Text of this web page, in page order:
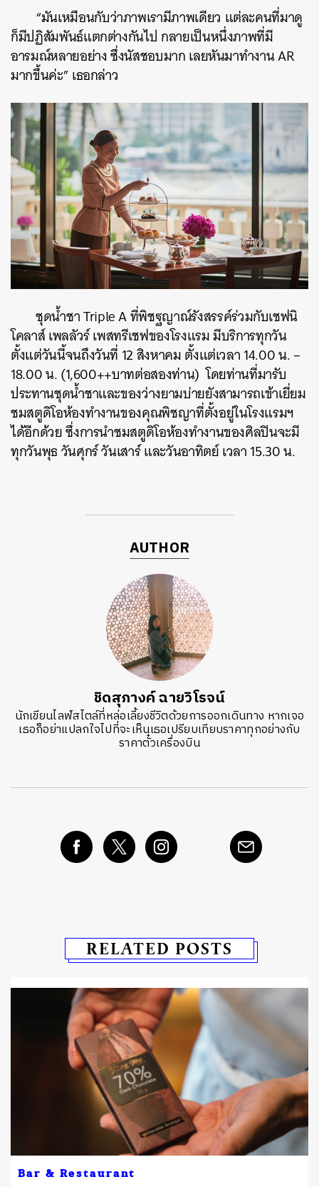
“มันเหมือนกับว่าภาพเรามีภาพเดียว แต่ละคนที่มาดู
ก็มีปฏิสัมพันธ์แตกต่างกันไป กลายเป็นหนึ่งภาพที่มี
อารมณ์หลายอย่าง ซึ่งนัสชอบมาก เลยหันมาทำงาน AR
มากขึ้นค่ะ” เธอกล่าว
ชุดน้ำชา Triple A ที่พิชฐญาณ์รังสรรค์ร่วมกับเชฟนิ
โคลาส์ เพลลัวร์ เพสทรีเชฟของโรงแรม มีบริการทุกวัน
ตั้งแต่วันนี้จนถึงวันที่ 12 สิงหาคม ตั้งแต่เวลา 14.00 น. –
18.00 น. (1,600++บาทต่อสองท่าน) โดยท่านที่มารับ
ประทานชุดน้ำชาและของว่างยามบ่ายยังสามารถเข้าเยี่ยม
ชมสตูดิโอห้องทำงานของคุณพิชญาที่ตั้งอยู่ในโรงแรมฯ
ได้อีกด้วย ซึ่งการนำชมสตูดิโอห้องทำงานของศิลปินจะมี
ทุกวันพุธ วันศุกร์ วันเสาร์ และวันอาทิตย์ เวลา 15.30 น.
AUTHOR
ชิดสุภางค์ ฉายวิโรจน์
นักเขียนไลฟ์สไตล์ที่หล่อเลี้ยงชีวิตด้วยการออกเดินทาง หากเจอ
เธอก็อย่าแปลกใจไปที่จะเห็นเธอเปรียบเทียบราคาทุกอย่างกับ
ราคาตั๋วเครื่องบิน
RELATED POSTS
Bar & Restaurant